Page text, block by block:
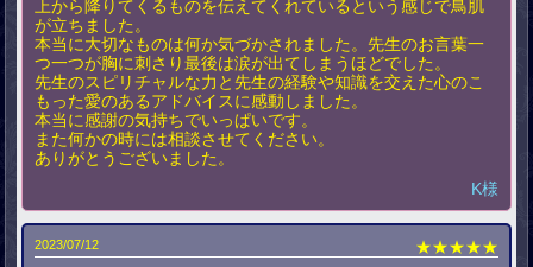
上から降りてくるものを伝えてくれているという感じで鳥肌
が立ちました。
本当に大切なものは何か気づかされました。先生のお言葉一
つ一つが胸に刺さり最後は涙が出てしまうほどでした。
先生のスピリチャルな力と先生の経験や知識を交えた心のこ
もった愛のあるアドバイスに感動しました。
本当に感謝の気持ちでいっぱいです。
また何かの時には相談させてください。
ありがとうございました。
K様
2023/07/12
★★★★★